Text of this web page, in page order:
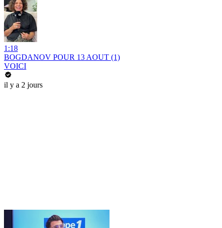
1:18
BOGDANOV POUR 13 AOUT (1)
VOICI
il y a 2 jours